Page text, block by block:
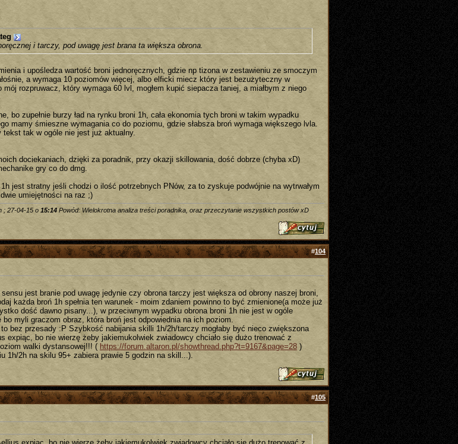
i tarczy, pod uwagę jest brana ta większa obrona.
i upośledza wartość broni jednoręcznych, gdzie np tizona w zestawieniu ze smoczym
a wymaga 10 poziomów więcej, albo elficki miecz który jest bezużyteczny w
rozpruwacz, który wymaga 60 lvl, mogłem kupić siepacza taniej, a miałbym z niego
bo zupełnie burzy ład na rynku broni 1h, cała ekonomia tych broni w takim wypadku
mamy śmieszne wymagania co do poziomu, gdzie słabsza broń wymaga większego lvla.
tekst tak w ogóle nie jest już aktualny.
dociekaniach, dzięki za poradnik, przy okazji skillowania, dość dobrze (chyba xD)
gry co do dmg.
jest stratny jeśli chodzi o ilość potrzebnych PNów, za to zyskuje podwójnie na wytrwałym
umiejętności na raz ;)
; 27-04-15 o 15:14 Powód: Wielokrotna analiza treści poradnika, oraz przeczytanie wszystkich postów xD
#104
jest branie pod uwagę jedynie czy obrona tarczy jest większa od obrony naszej broni,
każda broń 1h spełnia ten warunek - moim zdaniem powinno to być zmienione(a może już
dość dawno pisany...), w przeciwnym wypadku obrona broni 1h nie jest w ogóle
myli graczom obraz, która broń jest odpowiednia na ich poziom.
bez przesady :P Szybkość nabijania skilli 1h/2h/tarczy mogłaby być nieco zwiększona
expiąc, bo nie wierzę żeby jakiemukolwiek zwiadowcy chciało się dużo trenować z
walki dystansowej!!! ( https://forum.altaron.pl/showthread.php?t=9167&page=28 )
1h/2h na skilu 95+ zabiera prawie 5 godzin na skill...).
#105